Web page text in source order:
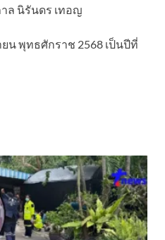
ล นิรันดร เทอญ
น พุทธศักราช 2568 เป็นปีที่